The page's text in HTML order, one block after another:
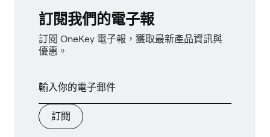
訂閱我們的電子報
訂閱 OneKey 電子報，獲取最新產品資訊與
優惠。
訂閱